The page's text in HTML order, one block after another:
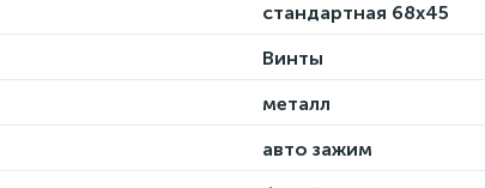
стандартная 68х45
Винты
металл
авто зажим